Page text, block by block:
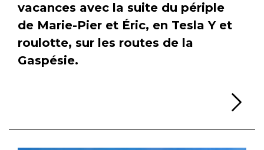
vacances avec la suite du périple
de Marie-Pier et Éric, en Tesla Y et
roulotte, sur les routes de la
Gaspésie.